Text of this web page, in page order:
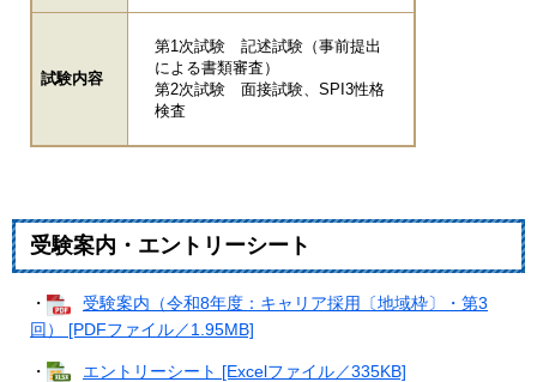
試験内容
第1次試験 記述試験（事前提出
による書類審査）
第2次試験 面接試験、SPI3性格
検査
受験案内・エントリーシート
・
受験案内（令和8年度：キャリア採用〔地域枠〕・第3
回） [PDFファイル／1.95MB]
・
エントリーシート [Excelファイル／335KB]